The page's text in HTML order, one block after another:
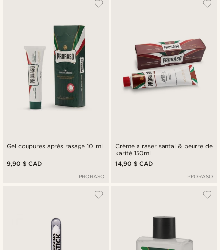
Gel coupures après rasage 10 ml
9,90 $ CAD
PRORASO
Crème à raser santal & beurre de
karité 150ml
14,90 $ CAD
PRORASO